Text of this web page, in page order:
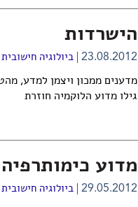
הישרדות
23.08.2012 ביולוגיה חישובית
מדענים ממכון ויצמן למדע,
גילו מדוע הלוקמיה חוזרת
מדוע
29.05.2012 ביולוגיה חישובית